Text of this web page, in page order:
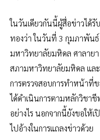
ในวันเดียวกันนี้ผู้สื่อข่าวได้รั
ทองว่า ในวันที่ 3 กุมภาพันธ์
มหาวิทยาลัยมหิดล ศาลาย
สภามหาวิทยาลัยมหิดล แล
การตรวจสอบการทำหน้าที่
ได้ดำเนินการตามหลักวิชา
อย่างไร นอกจากนี้ยังขอให้
ไปอ้างในการแถลงข่าวด้วย